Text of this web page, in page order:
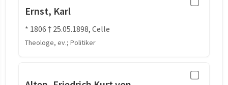
Ernst, Karl
* 1806 † 25.05.1898, Celle
Theologe, ev.; Politiker